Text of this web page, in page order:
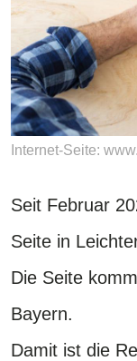
Internet-Seite:
Seit Februar
Seite in
Die Seite
Bayern.
Damit ist die